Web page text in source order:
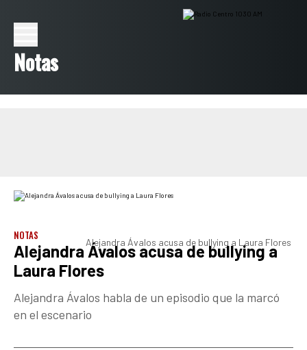
Notas
Alejandra Ávalos acusa de bullying a Laura Flores
NOTAS
Alejandra Ávalos acusa de bullying a
Laura Flores
Alejandra Ávalos habla de un episodio que la marcó
en el escenario